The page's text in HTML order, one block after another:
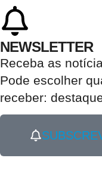
NEWSLETTER
Receba as
Pode escolher
receber: